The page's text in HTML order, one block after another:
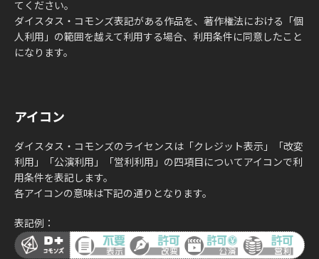
てください。
ダイスタス・コモンズ表記がある作品を、著作権法における「個
人利用」の範囲を越えて利用する場合、利用条件に同意したこと
になります。
アイコン
ダイスタス・コモンズのライセンスは「クレジット表示」「改変
利用」「公演利用」「営利利用」の四項目についてアイコンで利
用条件を表記します。
各アイコンの意味は下記の通りとなります。
表記例：